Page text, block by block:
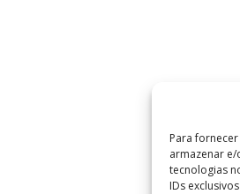
Para
armazenar
tecnologias
IDs